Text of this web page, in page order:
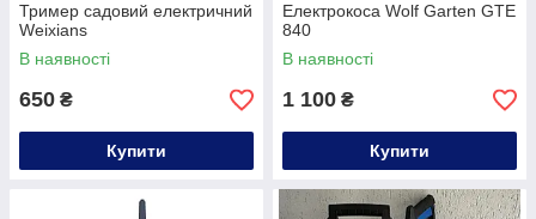
Тример садовий електричний
Weixians
В наявності
650 ₴
Купити
Електрокоса Wolf Garten GTE
840
В наявності
1 100 ₴
Купити